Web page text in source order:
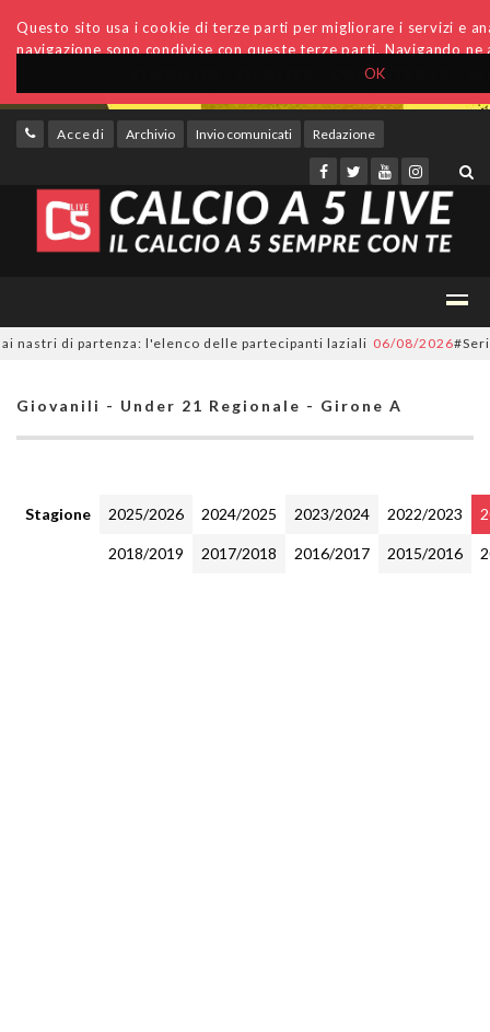
OK
Questo sito usa i cookie di terze parti per migliorare i servizi e
navigazione sono condivise con queste terze parti. Navigando
Accedi Archivio Invio comunicati Redazione
di partenza: l'elenco delle partecipanti laziali 06/08/2026
Giovanili - Under 21 Regionale - Girone A
Stagione 2025/2026 2024/2025 2023/2024 2022/2023
2018/2019 2017/2018 2016/2017 2015/2016